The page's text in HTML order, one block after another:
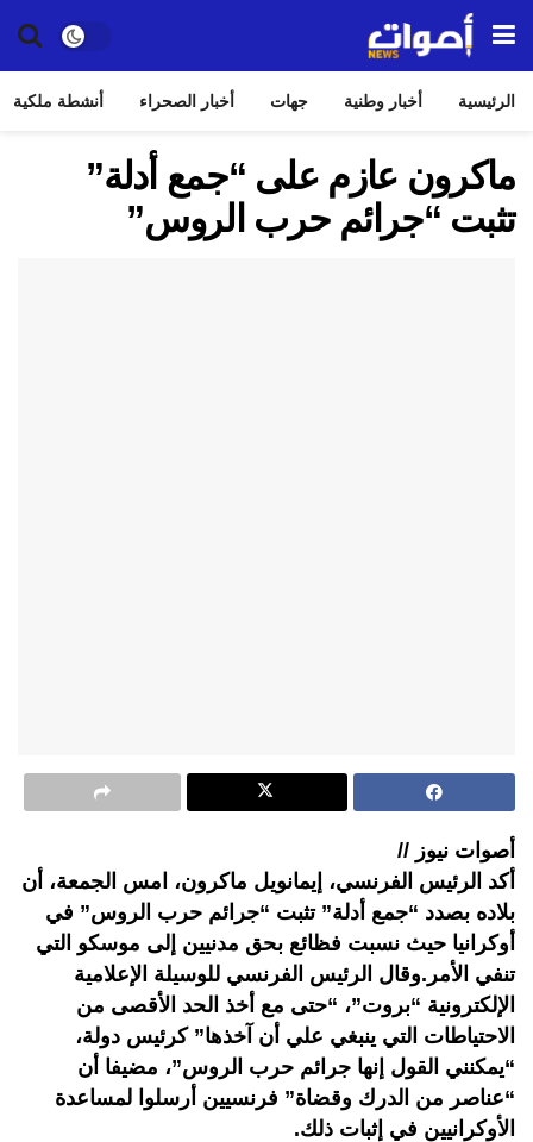
الرئيسية أخبار وطنية جهات أخبار الصحراء أنشطة ملكية
ماكرون عازم على “جمع أدلة”
تثبت “جرائم حرب الروس”
أصوات نيوز //
أكد الرئيس الفرنسي، إيمانويل ماكرون، امس الجمعة، أن
بلاده بصدد “جمع أدلة” تثبت “جرائم حرب الروس” في
أوكرانيا حيث نسبت فظائع بحق مدنيين إلى موسكو التي
تنفي الأمر.وقال الرئيس الفرنسي للوسيلة الإعلامية
الإلكترونية “بروت”، “حتى مع أخذ الحد الأقصى من
الاحتياطات التي ينبغي علي أن آخذها” كرئيس دولة،
“يمكنني القول إنها جرائم حرب الروس”، مضيفا أن
“عناصر من الدرك وقضاة” فرنسيين أرسلوا لمساعدة
الأوكرانيين في إثبات ذلك.